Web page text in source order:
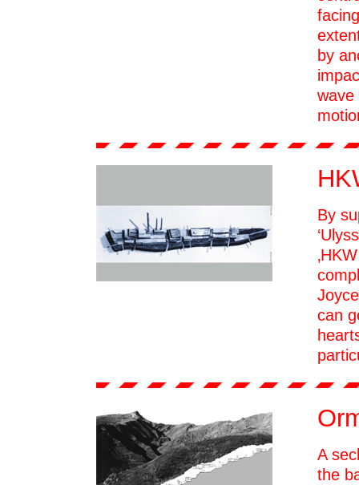
by
wave
By
can
A
the